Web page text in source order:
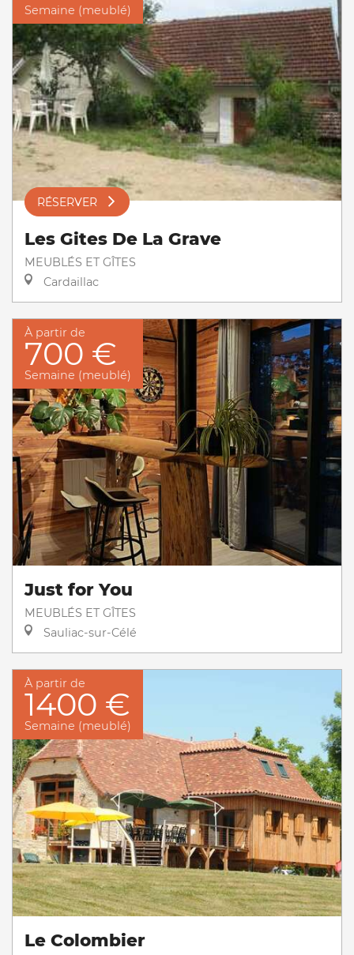
Semaine (meublé)
RÉSERVER
Les Gites De La Grave
MEUBLÉS ET GÎTES
Cardaillac
À partir de
700 €
Semaine (meublé)
Just for You
MEUBLÉS ET GÎTES
Sauliac-sur-Célé
À partir de
1400 €
Semaine (meublé)
Le Colombier